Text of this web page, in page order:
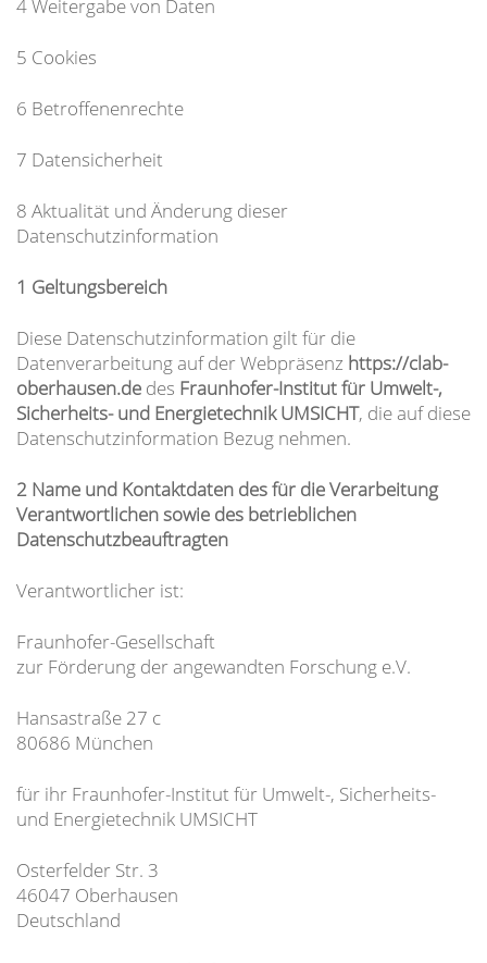
4 Weitergabe von Daten
5 Cookies
6 Betroffenenrechte
7 Datensicherheit
8 Aktualität und Änderung dieser
Datenschutzinformation
1 Geltungsbereich
Diese Datenschutzinformation gilt für die
Datenverarbeitung auf der Webpräsenz https://clab-
oberhausen.de des Fraunhofer-Institut für Umwelt-,
Sicherheits- und Energietechnik UMSICHT, die auf diese
Datenschutzinformation Bezug nehmen.
2 Name und Kontaktdaten des für die Verarbeitung
Verantwortlichen sowie des betrieblichen
Datenschutzbeauftragten
Verantwortlicher ist:
Fraunhofer-Gesellschaft
zur Förderung der angewandten Forschung e.V.
Hansastraße 27 c
80686 München
für ihr Fraunhofer-Institut für Umwelt-, Sicherheits-
und Energietechnik UMSICHT
Osterfelder Str. 3
46047 Oberhausen
Deutschland